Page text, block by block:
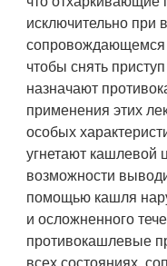
исключительно при
сопровождающемся
чтобы снять
назначают
применения этих
особых
угнетают кашлевой
возможности
помощью кашля
и осложненного
противокашлевые